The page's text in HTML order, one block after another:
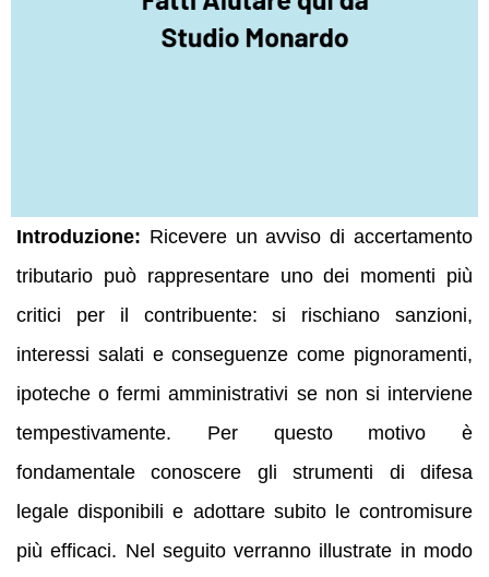
Introduzione: Ricevere un avviso di accertamento
tributario può rappresentare uno dei momenti più
critici per il contribuente: si rischiano sanzioni,
interessi salati e conseguenze come pignoramenti,
ipoteche o fermi amministrativi se non si interviene
tempestivamente. Per questo motivo è
fondamentale conoscere gli strumenti di difesa
legale disponibili e adottare subito le contromisure
più efficaci. Nel seguito verranno illustrate in modo